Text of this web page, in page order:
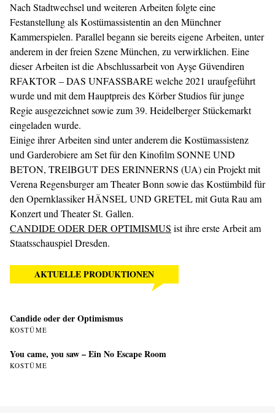
Nach Stadtwechsel und weiteren Arbeiten folgte eine
Festanstellung als Kostümassistentin an den Münchner
Kammerspielen. Parallel begann sie bereits eigene Arbeiten, unter
anderem in der freien Szene München, zu verwirklichen. Eine
dieser Arbeiten ist die Abschlussarbeit von Ayşe Güvendiren
RFAKTOR – DAS UNFASSBARE welche 2021 uraufgeführt
wurde und mit dem Hauptpreis des Körber Studios für junge
Regie ausgezeichnet sowie zum 39. Heidelberger Stückemarkt
eingeladen wurde.
Einige ihrer Arbeiten sind unter anderem die Kostümassistenz
und Garderobiere am Set für den Kinofilm SONNE UND
BETON, TREIBGUT DES ERINNERNS (UA) ein Projekt mit
Verena Regensburger am Theater Bonn sowie das Kostümbild für
den Opernklassiker HÄNSEL UND GRETEL mit Guta Rau am
Konzert und Theater St. Gallen.
CANDIDE ODER DER OPTIMISMUS ist ihre erste Arbeit am
Staatsschauspiel Dresden.
AKTUELLE PRODUKTIONEN
Candide oder der Optimismus
KOSTÜME
You came, you saw – Ein No Escape Room
KOSTÜME